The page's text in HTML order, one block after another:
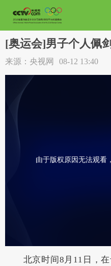
[奥运会]男子个人佩
来源：央视网 08-12 13:40
由于版权原因无法观看
北京时间8月11日，在